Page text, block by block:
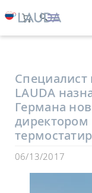
LAUDA
Германа
директором
06/13/2017